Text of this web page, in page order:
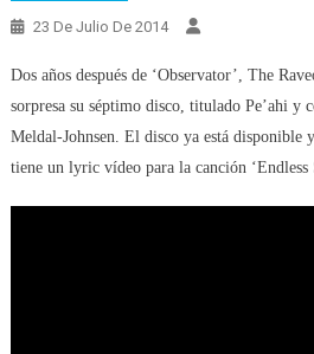
23 De Julio De 2014
Dos años después de ‘Observator’, The
sorpresa su séptimo disco, titulado Pe’ahi y
Meldal-Johnsen. El disco ya está disponible
tiene un lyric vídeo para la canción ‘Endless